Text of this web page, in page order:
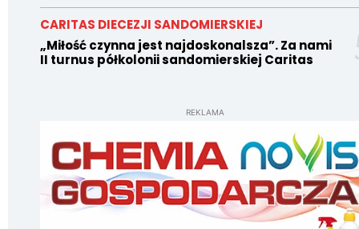
CARITAS DIECEZJI SANDOMIERSKIEJ
„Miłość czynna jest najdoskonalsza”. Za nami
II turnus półkolonii sandomierskiej Caritas
REKLAMA